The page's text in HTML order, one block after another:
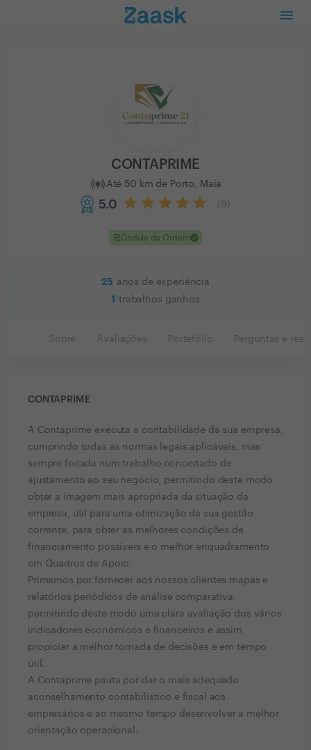
CONTAPRIME
Até 50 km de Porto, Maia
5.0 9
clinical_notesCédula da Ordemcheck
25 anos de experiência
1 trabalhos ganhos
Sobre Avaliações Portefólio Perguntas e
CONTAPRIME
A Contaprime executa a contabilidade da sua empresa,
cumprindo todas as normas legais aplicáveis, mas
sempre focada num trabalho concertado de
ajustamento ao seu negócio, permitindo deste modo
obter a imagem mais apropriada da situação da
empresa, útil para uma otimização da sua gestão
corrente, para obter as melhores condições de
financiamento possíveis e o melhor enquadramento
em Quadros de Apoio.
Primamos por fornecer aos nossos clientes mapas e
relatórios periódicos de análise comparativa,
permitindo deste modo uma clara avaliação dos vários
indicadores económicos e financeiros e assim
propiciar a melhor tomada de decisões e em tempo
útil.
A Contaprime pauta por dar o mais adequado
aconselhamento contabilístico e fiscal aos
empresários e ao mesmo tempo desenvolver a melhor
orientação operacional.